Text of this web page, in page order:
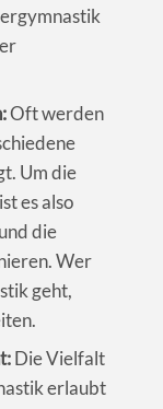
Oft werden
Um die
es also
die
Wer
geht,
Die Vielfalt
erlaubt